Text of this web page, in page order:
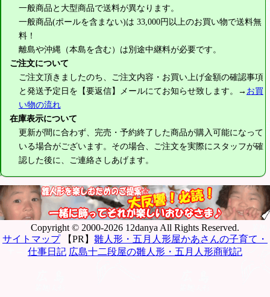
一般商品と大型商品で送料が異なります。
一般商品(ポールを含まない)は 33,000円以上のお買い物で送料無
料！
離島や沖縄（本島を含む）は別途中継料が必要です。
ご注文について
ご注文頂きましたのち、ご注文内容・お買い上げ金額の確認事項
と発送予定日を【要返信】メールにてお知らせ致します。→ お買
い物の流れ
在庫表示について
更新が間に合わず、完売・予約終了した商品が購入可能になって
いる場合がございます。その場合、ご注文を実際にスタッフが確
認した後に、ご連絡さしあげます。
Copyright © 2000-2026 12danya All Rights Reserved.
サイトマップ
【PR】 雛人形・五月人形屋かあさんの子育て・
仕事日記 広島十二段屋の雛人形・五月人形商戦記